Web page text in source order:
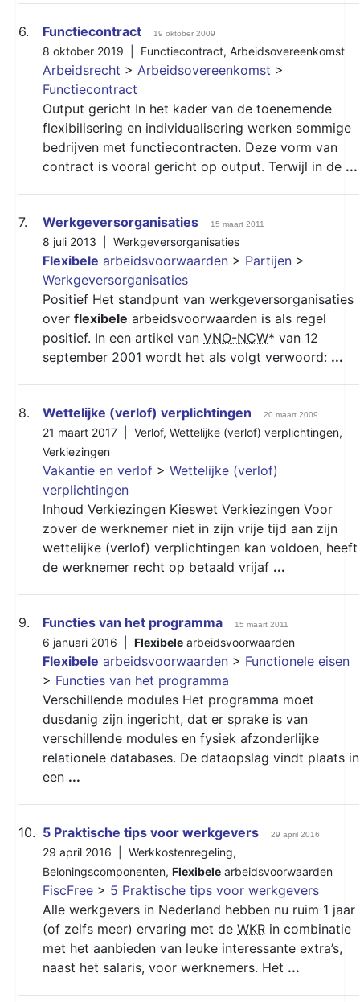
6. Functiecontract 19 oktober 2009
8 oktober 2019 | Functiecontract, Arbeidsovereenkomst
Arbeidsrecht > Arbeidsovereenkomst >
Functiecontract
Output gericht In het kader van de toenemende
flexibilisering en individualisering werken sommige
bedrijven met functiecontracten. Deze vorm van
contract is vooral gericht op output. Terwijl in de ...
7. Werkgeversorganisaties 15 maart 2011
8 juli 2013 | Werkgeversorganisaties
Flexibele arbeidsvoorwaarden > Partijen >
Werkgeversorganisaties
Positief Het standpunt van werkgeversorganisaties
over flexibele arbeidsvoorwaarden is als regel
positief. In een artikel van VNO-NCW* van 12
september 2001 wordt het als volgt verwoord: ...
8. Wettelijke (verlof) verplichtingen 20 maart 2009
21 maart 2017 | Verlof, Wettelijke (verlof) verplichtingen,
Verkiezingen
Vakantie en verlof > Wettelijke (verlof)
verplichtingen
Inhoud Verkiezingen Kieswet Verkiezingen Voor
zover de werknemer niet in zijn vrije tijd aan zijn
wettelijke (verlof) verplichtingen kan voldoen, heeft
de werknemer recht op betaald vrijaf ...
9. Functies van het programma 15 maart 2011
6 januari 2016 | Flexibele arbeidsvoorwaarden
Flexibele arbeidsvoorwaarden > Functionele eisen
> Functies van het programma
Verschillende modules Het programma moet
dusdanig zijn ingericht, dat er sprake is van
verschillende modules en fysiek afzonderlijke
relationele databases. De dataopslag vindt plaats in
een ...
10. 5 Praktische tips voor werkgevers 29 april 2016
29 april 2016 | Werkkostenregeling,
Beloningscomponenten, Flexibele arbeidsvoorwaarden
FiscFree > 5 Praktische tips voor werkgevers
Alle werkgevers in Nederland hebben nu ruim 1 jaar
(of zelfs meer) ervaring met de WKR in combinatie
met het aanbieden van leuke interessante extra’s,
naast het salaris, voor werknemers. Het ...